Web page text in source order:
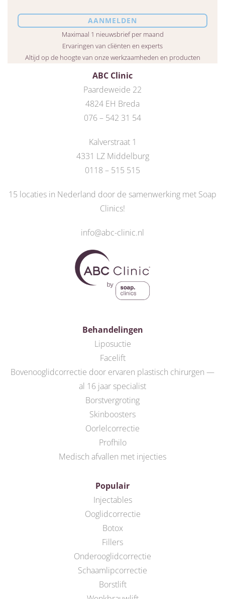
ABC Clinic
Paardeweide 22
4824 EH Breda
076 – 542 31 54
Kalverstraat 1
4331 LZ Middelburg
0118 – 515 515
15 locaties in Nederland door de samenwerking met Soap
Clinics!
info@abc-clinic.nl
Behandelingen
Liposuctie
Facelift
Bovenooglidcorrectie door ervaren plastisch chirurgen —
al 16 jaar specialist
Borstvergroting
Skinboosters
Oorlelcorrectie
Profhilo
Medisch afvallen met injecties
Populair
Injectables
Ooglidcorrectie
Botox
Fillers
Onderooglidcorrectie
Schaamlipcorrectie
Borstlift
Maximaal 1 nieuwsbrief per maand
Ervaringen van cliënten en experts
Altijd op de hoogte van onze werkzaamheden en producten